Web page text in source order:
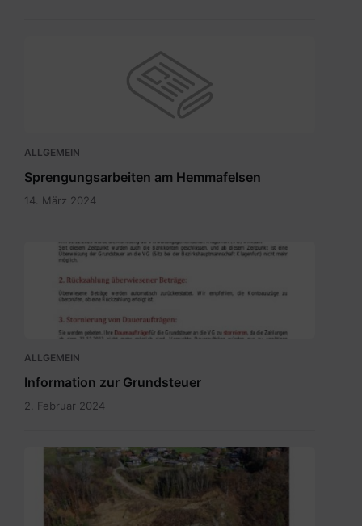
ALLGEMEIN
Sprengungsarbeiten am Hemmafelsen
14. März 2024
Grundsteuer
ALLGEMEIN
Information zur Grundsteuer
2. Februar 2024